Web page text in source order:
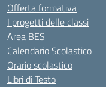
Offerta formativa
I progetti delle classi
Area BES
Calendario Scolastico
Orario scolastico
Libri di Testo